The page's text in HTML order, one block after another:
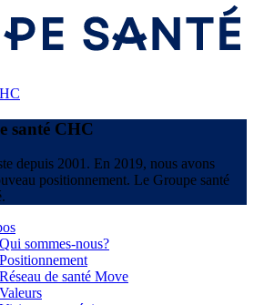
santé CHC
depuis 2001. En 2019, nous avons
positionnement. Le Groupe santé
Qui sommes-nous?
Positionnement
Réseau de santé Move
Valeurs